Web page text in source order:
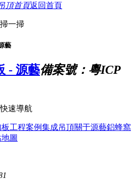
返回首頁
掃一掃
藝
備案號：粵ICP
快速導航
工程案例集成吊頂關于源藝鋁蜂窩
圖